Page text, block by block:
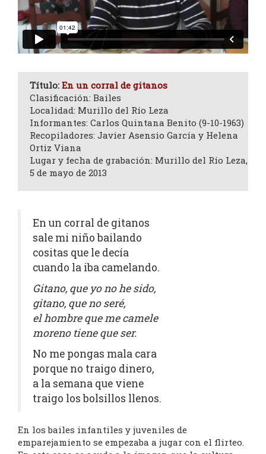
Título: En un corral de gitanos
Clasificación: Bailes
Localidad: Murillo del Río Leza
Informantes: Carlos Quintana Benito (9-10-1963)
Recopiladores: Javier Asensio García y Helena
Ortiz Viana
Lugar y fecha de grabación: Murillo del Río Leza,
5 de mayo de 2013
En un corral de gitanos
sale mi niño bailando
cositas que le decía
cuando la iba camelando.
Gitano, que yo no he sido,
gitano, que no seré,
el hombre que me camele
moreno tiene que ser.
No me pongas mala cara
porque no traigo dinero,
a la semana que viene
traigo los bolsillos llenos.
En los bailes infantiles y juveniles de
emparejamiento se empezaba a jugar con el flirteo.